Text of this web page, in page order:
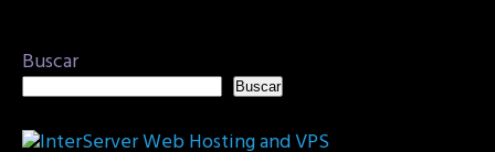
Buscar
Buscar